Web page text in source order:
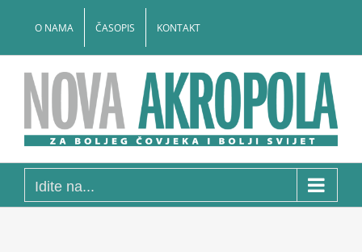
O NAMA ČASOPIS KONTAKT
Idite na...